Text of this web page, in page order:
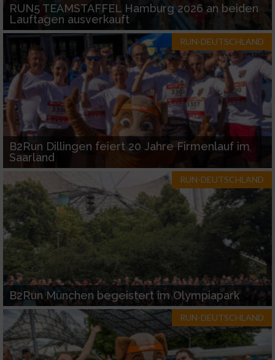
RUN5 TEAMSTAFFEL Hamburg 2026 an beiden
Lauftagen ausverkauft
RUN-DEUTSCHLAND
B2Run Dillingen feiert 20 Jahre Firmenlauf im
Saarland
RUN-DEUTSCHLAND
B2Run München begeistert im Olympiapark
RUN-DEUTSCHLAND
Entwicklung und Verbesserung der Angebote
Verwendung reduzierter Daten zur Auswahl
von Inhalten
IAB-Besonderheiten:
Verwendung genauer Standortdaten
Geräte anhand von aktiv angeforderten
Informationen identifizieren
Nicht-IAB-Verarbeitungszwecke:
Notwendig
Performance
Funktional
Werbung